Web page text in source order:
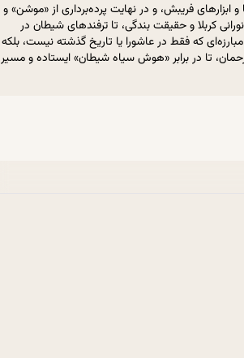
فریبش، و در نهایت پرده‌برداری از «موشن» و
کربلا و حقیقت بندگی، تا ترفندهای شیطان در
که فقط در عاشورا یا تاریخ گذشته نیست، بلکه
تا در برابر «هوش سیاه شیطان» ایستاده و مسیر